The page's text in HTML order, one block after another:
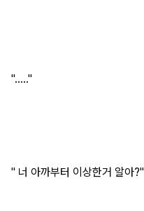
"....."
" 너 아까부터 이상한거 알아?"